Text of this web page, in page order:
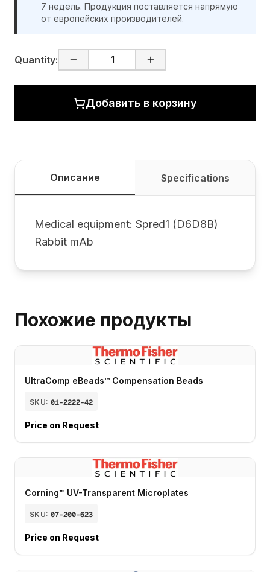
7 недель. Продукция поставляется напрямую
от европейских производителей.
Quantity:
Добавить в корзину
Описание Specifications
Medical equipment: Spred1 (D6D8B)
Rabbit mAb
Похожие продукты
UltraComp eBeads™ Compensation Beads
SKU: 01-2222-42
Price on Request
Corning™ UV-Transparent Microplates
SKU: 07-200-623
Price on Request